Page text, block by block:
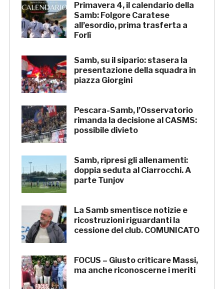
Primavera 4, il calendario della
Samb: Folgore Caratese
all’esordio, prima trasferta a
Forlì
Samb, su il sipario: stasera la
presentazione della squadra in
piazza Giorgini
Pescara-Samb, l’Osservatorio
rimanda la decisione al CASMS:
possibile divieto
Samb, ripresi gli allenamenti:
doppia seduta al Ciarrocchi. A
parte Tunjov
La Samb smentisce notizie e
ricostruzioni riguardanti la
cessione del club. COMUNICATO
FOCUS – Giusto criticare Massi,
ma anche riconoscerne i meriti